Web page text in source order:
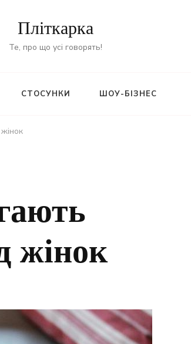
Пліткарка
Те, про що усі говорять!
СТОСУНКИ ШОУ-БІЗНЕС
жінок